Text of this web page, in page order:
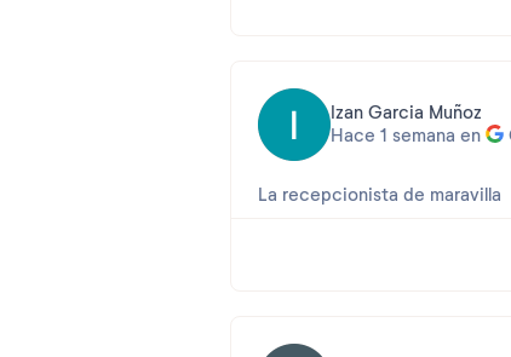
¿Pudo disfrutar de la playa
acuáticas.
Nos despedimos muy
General Manager
Izan Garcia Muñoz
Hace 1 semana en
La recepcionista de maravilla